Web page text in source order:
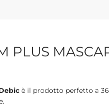
PLUS
è il prodotto perfetto a